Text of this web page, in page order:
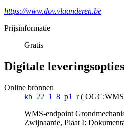
https://www.dov.vlaanderen.be
Prijsinformatie
Gratis
Digitale leveringsopties
Online bronnen
kb_22_1_8_p1_r ( OGC:WMS
WMS-endpoint
Zwijnaarde, Plaat I: